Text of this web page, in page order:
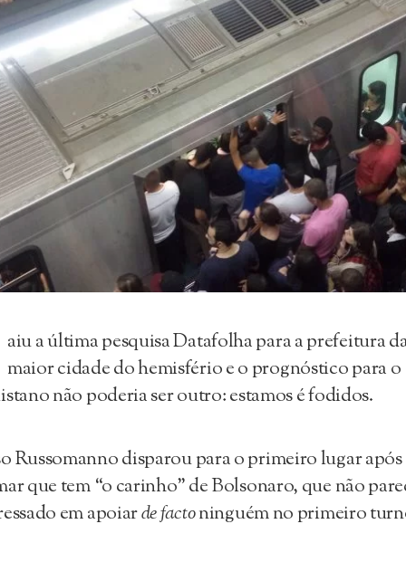
aiu a última pesquisa Datafolha para a prefeitura
maior cidade do hemisfério e o prognóstico para o
não poderia ser outro: estamos é fodidos.
Russomanno disparou para o primeiro lugar após
que tem “o carinho” de Bolsonaro, que não
em apoiarde factoninguém no primeiro